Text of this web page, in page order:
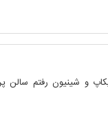
و شینیون رفتم سالن